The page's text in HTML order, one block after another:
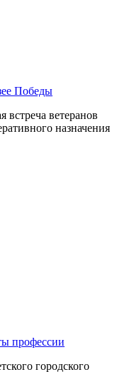
Победы
ветеранов
назначения
профессии
городского